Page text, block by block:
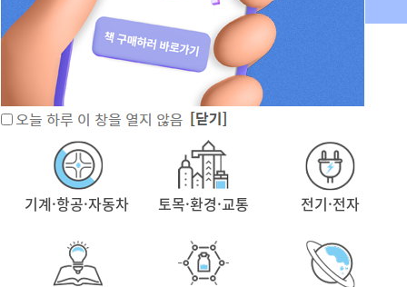
경영·경제 화학·생명 수학
기계·항공·자동차 토목·환경·교통 전기·전자